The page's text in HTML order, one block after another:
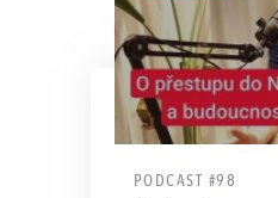
PODCAST #98